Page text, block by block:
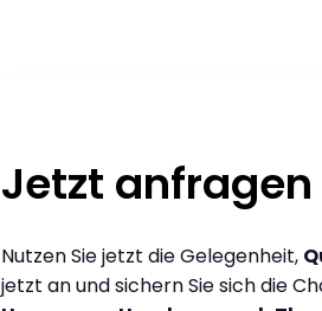
Jetzt
Nutzen Sie jetzt die Gelegenheit,
jetzt an und sichern Sie sich die